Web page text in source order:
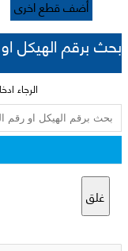
أضف قطع اخرى
بحث برقم الهيكل
الرجاء
غلق